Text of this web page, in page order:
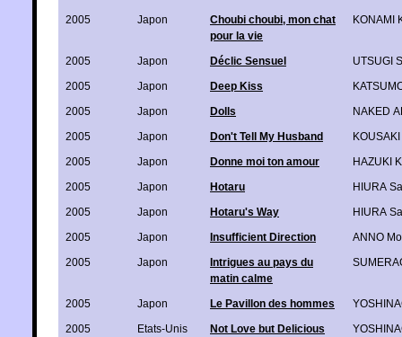
2005
Japon
Choubi choubi, mon chat
pour la vie
KONAMI
2005 Japon Déclic Sensuel
UTSUGI
2005
Japon Deep Kiss
2005
Japon Dolls
NAKED
2005
Japon Don't Tell My Husband
2005
Japon Donne moi ton amour
HAZUKI
2005
Japon Hotaru
HIURA
2005
Japon Hotaru's Way
HIURA
2005
Japon Insufficient Direction
ANNO
2005
Japon
Intrigues au pays du
matin calme
2005 Japon Le Pavillon des hommes
2005
Etats-Unis
Not Love but Delicious